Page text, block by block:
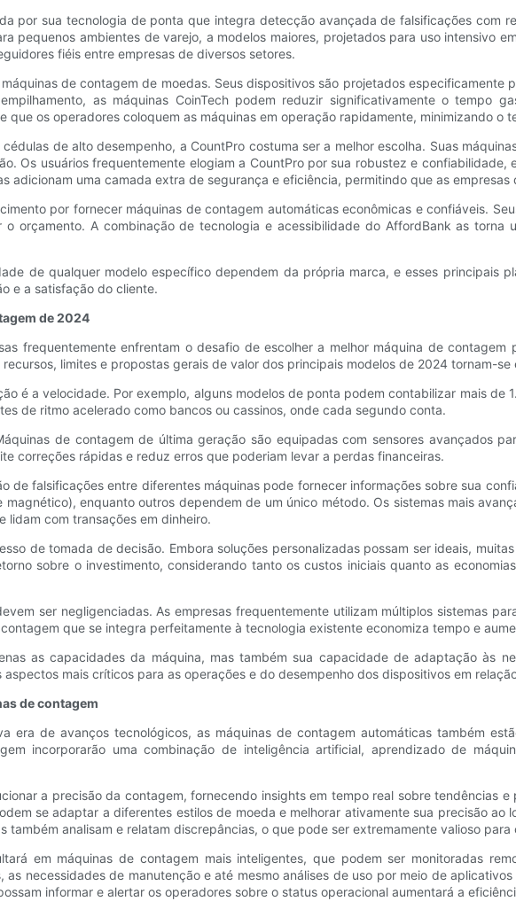
por sua tecnologia de ponta que integra detecção avançada de falsificações com
pequenos ambientes de varejo, a modelos maiores, projetados para uso intensivo
fiéis entre empresas de diversos setores.
de contagem de moedas. Seus dispositivos são projetados especificamente
as máquinas CoinTech podem reduzir significativamente o tempo
que os operadores coloquem as máquinas em operação rapidamente, minimizando o
de alto desempenho, a CountPro costuma ser a melhor escolha. Suas
Os usuários frequentemente elogiam a CountPro por sua robustez e
adicionam uma camada extra de segurança e eficiência, permitindo que as
por fornecer máquinas de contagem automáticas econômicas e confiáveis.
o orçamento. A combinação de tecnologia e acessibilidade do AffordBank as torna
de qualquer modelo específico dependem da própria marca, e esses principais
e a satisfação do cliente.
de 2024
frequentemente enfrentam o desafio de escolher a melhor máquina de
limites e propostas gerais de valor dos principais modelos de 2024 tornam-se
é a velocidade. Por exemplo, alguns modelos de ponta podem contabilizar mais
de ritmo acelerado como bancos ou cassinos, onde cada segundo conta.
de contagem de última geração são equipadas com sensores avançados
correções rápidas e reduz erros que poderiam levar a perdas financeiras.
de falsificações entre diferentes máquinas pode fornecer informações sobre sua
enquanto outros dependem de um único método. Os sistemas mais
lidam com transações em dinheiro.
de tomada de decisão. Embora soluções personalizadas possam ser ideais,
sobre o investimento, considerando tanto os custos iniciais quanto as
ser negligenciadas. As empresas frequentemente utilizam múltiplos sistemas
que se integra perfeitamente à tecnologia existente economiza tempo e
as capacidades da máquina, mas também sua capacidade de adaptação às
mais críticos para as operações e do desempenho dos dispositivos em
de contagem
era de avanços tecnológicos, as máquinas de contagem automáticas também
incorporarão uma combinação de inteligência artificial, aprendizado de
a precisão da contagem, fornecendo insights em tempo real sobre tendências
se adaptar a diferentes estilos de moeda e melhorar ativamente sua precisão ao
também analisam e relatam discrepâncias, o que pode ser extremamente valioso
em máquinas de contagem mais inteligentes, que podem ser monitoradas
necessidades de manutenção e até mesmo análises de uso por meio de
informar e alertar os operadores sobre o status operacional aumentará a